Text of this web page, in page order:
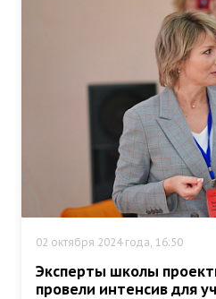
02 октября 2024 года, 16:50
Эксперты школы
провели интенсив для